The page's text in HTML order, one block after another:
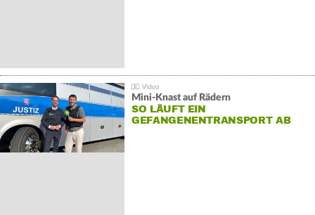
Mini-Knast auf Rädern
SO LÄUFT EIN
GEFANGENENTRANSPORT AB